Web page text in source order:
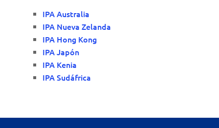
IPA Australia
IPA Nueva Zelanda
IPA Hong Kong
IPA Japón
IPA Kenia
IPA Sudáfrica